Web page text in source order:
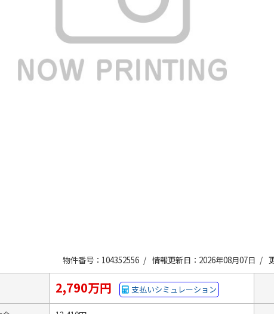
物件番号：104352556 / 情報更新日：2026年08月07日 /
2,790万円 支払いシミュレーション